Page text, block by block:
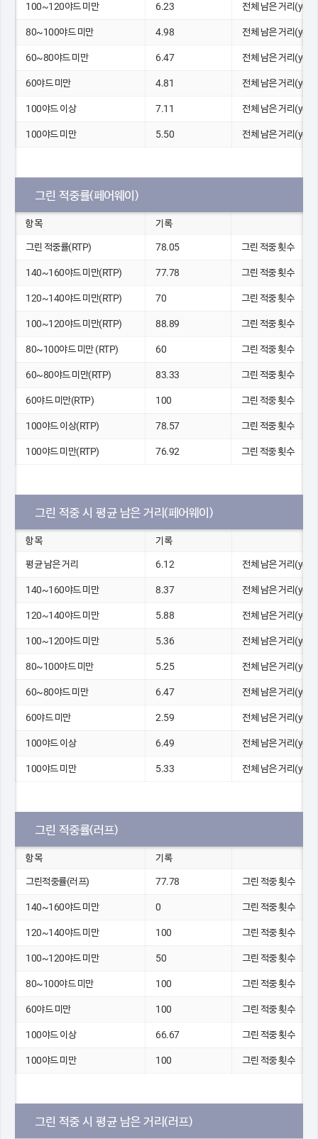
100~120야드 미만 6.23 전체 남은 거리(yds)
80~100야드 미만 4.98 전체 남은 거리(yds)
60~80야드 미만 6.47 전체 남은 거리(yds)
60야드 미만 4.81 전체 남은 거리(yds)
100야드 이상 7.11 전체 남은 거리(yds)
100야드 미만 5.50 전체 남은 거리(yds)
그린 적중률(페어웨이)
항목 기록
그린 적중률(RTP) 78.05 그린 적중 횟수
140~160야드 미만(RTP) 77.78 그린 적중 횟수
120~140야드 미만(RTP) 70 그린 적중 횟수
100~120야드 미만(RTP) 88.89 그린 적중 횟수
80~100야드 미만 (RTP) 60 그린 적중 횟수
60~80야드 미만(RTP) 83.33 그린 적중 횟수
60야드 미만(RTP) 100 그린 적중 횟수
100야드 이상(RTP) 78.57 그린 적중 횟수
100야드 미만(RTP) 76.92 그린 적중 횟수
그린 적중 시 평균 남은 거리(페어웨이)
항목 기록
평균 남은 거리 6.12 전체 남은 거리(yds)
140~160야드 미만 8.37 전체 남은 거리(yds)
120~140야드 미만 5.88 전체 남은 거리(yds)
100~120야드 미만 5.36 전체 남은 거리(yds)
80~100야드 미만 5.25 전체 남은 거리(yds)
60~80야드 미만 6.47 전체 남은 거리(yds)
60야드 미만 2.59 전체 남은 거리(yds)
100야드 이상 6.49 전체 남은 거리(yds)
100야드 미만 5.33 전체 남은 거리(yds)
그린 적중률(러프)
항목 기록
그린적중률(러프) 77.78 그린 적중 횟수
140~160야드 미만 0 그린 적중 횟수
120~140야드 미만 100 그린 적중 횟수
100~120야드 미만 50 그린 적중 횟수
80~100야드 미만 100 그린 적중 횟수
60야드 미만 100 그린 적중 횟수
100야드 이상 66.67 그린 적중 횟수
100야드 미만 100 그린 적중 횟수
그린 적중 시 평균 남은 거리(러프)